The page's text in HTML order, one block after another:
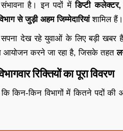
संभावना है। इन पदों मेंडिप्टी कलेक्टर,
से जुड़ी अहम जिम्मेदारियांशामिल हैं।
सपना देख रहे युवाओं के लिए बड़ी खबर
आयोजन करने जा रहा है, जिसके तहत
रिक्तियों का पूरा विवरण
किन-किन विभागों में कितने पदों की